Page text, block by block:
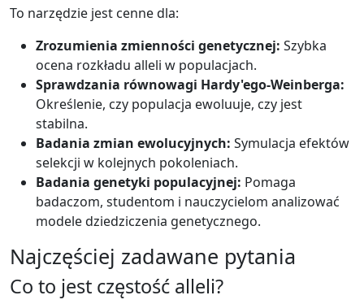
To narzędzie jest cenne dla:
Zrozumienia zmienności genetycznej: Szybka
ocena rozkładu alleli w populacjach.
Sprawdzania równowagi Hardy'ego-Weinberga:
Określenie, czy populacja ewoluuje, czy jest
stabilna.
Badania zmian ewolucyjnych: Symulacja efektów
selekcji w kolejnych pokoleniach.
Badania genetyki populacyjnej: Pomaga
badaczom, studentom i nauczycielom analizować
modele dziedziczenia genetycznego.
Najczęściej zadawane pytania
Co to jest częstość alleli?